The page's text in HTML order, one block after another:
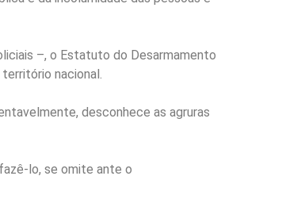
–, o Estatuto do Desarmamento
nacional.
desconhece as agruras
lo, se omite ante o